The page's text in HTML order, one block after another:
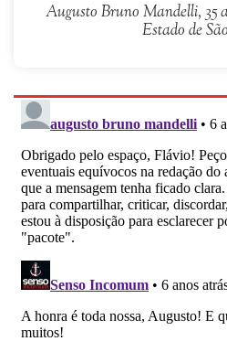
Augusto Bruno Mandelli, 35
Estado de